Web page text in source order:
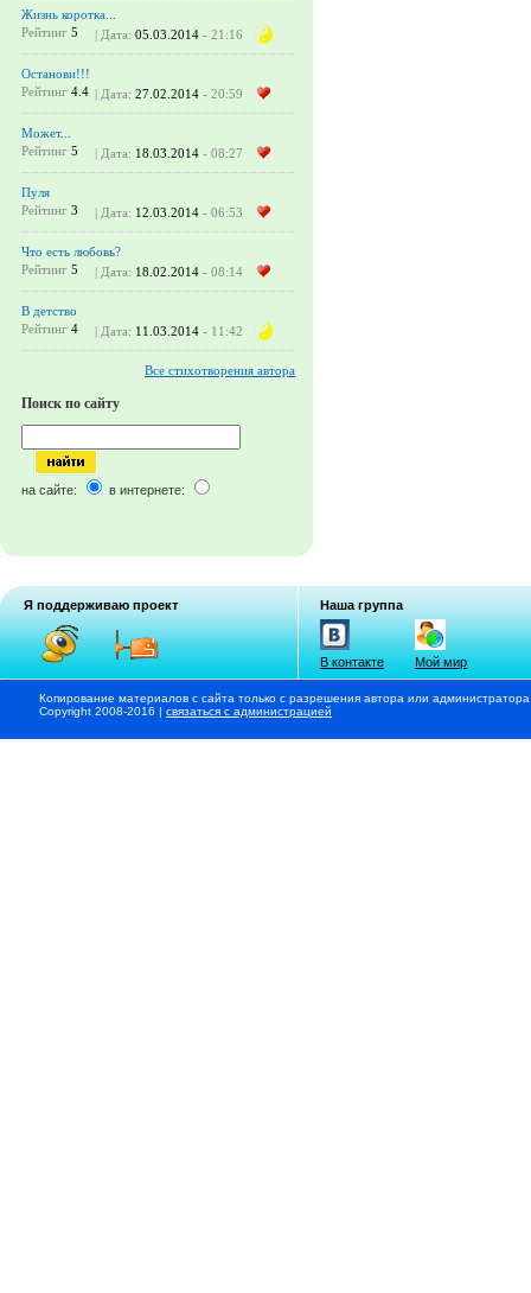
Жизнь коротка...
Рейтинг 5 | Дата: 05.03.2014 - 21:16
Останови!!!
Рейтинг 4.4 | Дата: 27.02.2014 - 20:59
Может...
Рейтинг 5 | Дата: 18.03.2014 - 08:27
Пуля
Рейтинг 3 | Дата: 12.03.2014 - 06:53
Что есть любовь?
Рейтинг 5 | Дата: 18.02.2014 - 08:14
В детство
Рейтинг 4 | Дата: 11.03.2014 - 11:42
Все стихотворения автора
Поиск по сайту
на сайте: в интернете:
Я поддерживаю проект Наша группа
В контакте Мой мир
Копирование материалов с сайта только с разрешения автора или
Copyright 2008-2016 | связаться с администрацией